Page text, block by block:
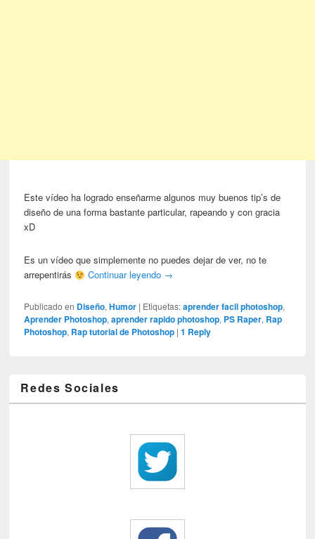
Este vídeo ha logrado enseñarme algunos muy buenos tip’s de
diseño de una forma bastante particular, rapeando y con gracia
xD
Es un vídeo que simplemente no puedes dejar de ver, no te
arrepentirás
Continuar leyendo →
Publicado en Diseño,Humor | Etiquetas: aprender facil photoshop,
Aprender Photoshop,aprender rapido photoshop, PS Raper, Rap
Photoshop, Rap tutorial de Photoshop |1 Reply
Redes Sociales